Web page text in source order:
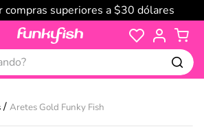
compras superiores a $30 dólares
Aretes Gold Funky Fish